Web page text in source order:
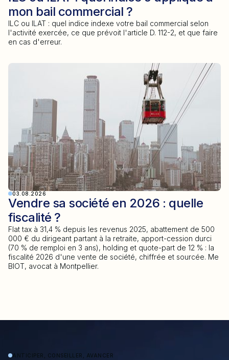
mon bail commercial ?
ILC ou ILAT : quel indice indexe votre bail commercial selon
l'activité exercée, ce que prévoit l'article D. 112-2, et que faire
en cas d'erreur.
03.08.2026
Vendre sa société en 2026 : quelle
fiscalité ?
Flat tax à 31,4 % depuis les revenus 2025, abattement de 500
000 € du dirigeant partant à la retraite, apport-cession durci
(70 % de remploi en 3 ans), holding et quote-part de 12 % : la
fiscalité 2026 d'une vente de société, chiffrée et sourcée. Me
BIOT, avocat à Montpellier.
ANTICIPER, CONSEILLER, AVANCER